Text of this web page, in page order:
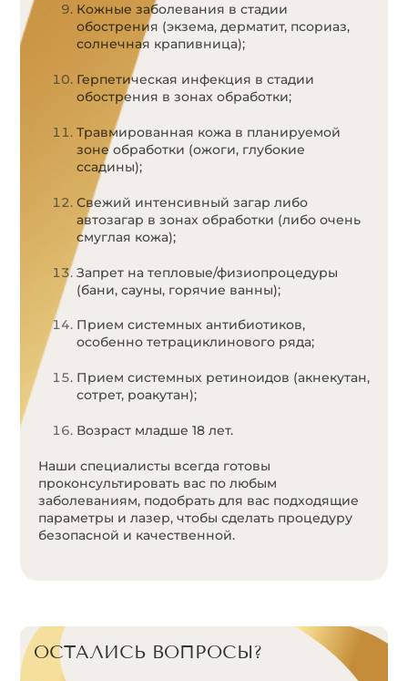
Кожные заболевания в стадии
обострения (экзема, дерматит, псориаз,
солнечная крапивница);
Герпетическая инфекция в стадии
обострения в зонах обработки;
Травмированная кожа в планируемой
зоне обработки (ожоги, глубокие
ссадины);
Свежий интенсивный загар либо
автозагар в зонах обработки (либо очень
смуглая кожа);
Запрет на тепловые/физиопроцедуры
(бани, сауны, горячие ванны);
Прием системных антибиотиков,
особенно тетрациклинового ряда;
Прием системных ретиноидов (акнекутан,
сотрет, роакутан);
Возраст младше 18 лет.
Наши специалисты всегда готовы
проконсультировать вас по любым
заболеваниям, подобрать для вас подходящие
параметры и лазер, чтобы сделать процедуру
безопасной и качественной.
ОСТАЛИСЬ ВОПРОСЫ?